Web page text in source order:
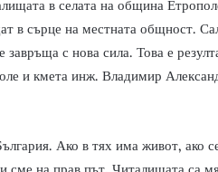
в селата на община
в сърце на местната общност.
завръща с нова сила. Това е
и кмета инж. Владимир
Ако в тях има живот, ако